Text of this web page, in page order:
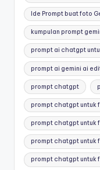
Ide Prompt buat foto
kumpulan prompt
prompt ai chatgpt
prompt ai gemini ai
prompt chatgpt
prompt chatgpt untuk
prompt chatgpt untuk
prompt chatgpt untuk
prompt chatgpt untuk